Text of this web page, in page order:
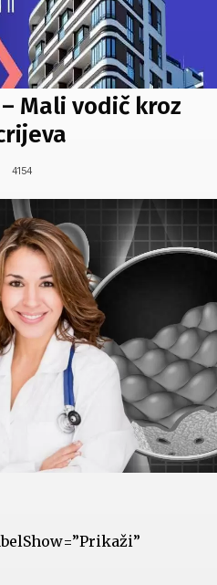
Mali vodič kroz
4154